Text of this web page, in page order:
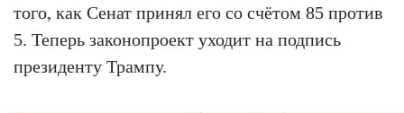
того, как Сенат принял его со счётом 85 против
5. Теперь законопроект уходит на подпись
президенту Трампу.